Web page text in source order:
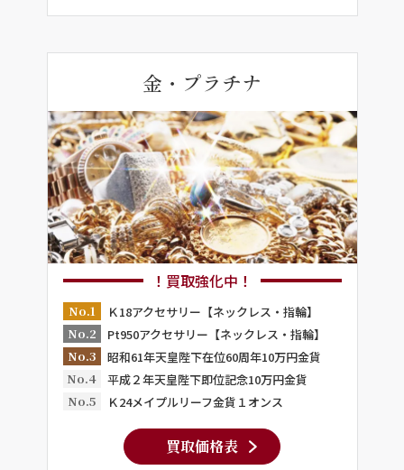
金・プラチナ
！買取強化中！
No.1
Ｋ18アクセサリー【ネックレス・指輪】
No.2
Pt950アクセサリー【ネックレス・指輪】
No.3
昭和61年天皇陛下在位60周年10万円金貨
No.4
平成２年天皇陛下即位記念10万円金貨
No.5
Ｋ24メイプルリーフ金貨１オンス
買取価格表